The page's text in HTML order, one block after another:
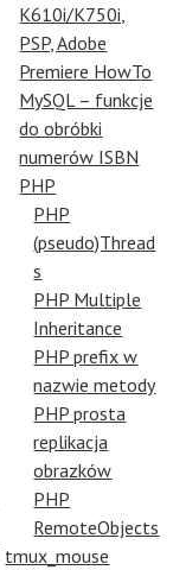
K610i/K750i,
PSP, Adobe
Premiere HowTo
MySQL – funkcje
do obróbki
numerów ISBN
PHP
PHP
(pseudo)Thread
s
PHP Multiple
Inheritance
PHP prefix w
nazwie metody
PHP prosta
replikacja
obrazków
PHP
RemoteObjects
tmux_mouse